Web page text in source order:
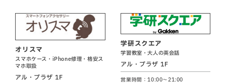
オリスマ
スマホケース・iPhone修理・格安ス
マホ取扱
アル・プラザ 1F
学研スクエア
学習教室・大人の英会話
アル・プラザ 1F
営業時間：10:00～21:00